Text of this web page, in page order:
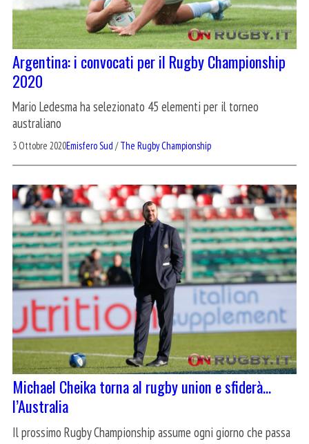
Argentina: i convocati per il Rugby Championship
2020
Mario Ledesma ha selezionato 45 elementi per il torneo
australiano
3 Ottobre 2020Emisfero Sud /The Rugby Championship
Michael Cheika torna al rugby union e sfiderà…
l’Australia
Il prossimo Rugby Championship assume ogni giorno che passa